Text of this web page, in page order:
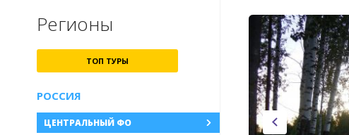
Регионы
ТОП ТУРЫ
РОССИЯ
ЦЕНТРАЛЬНЫЙ ФО